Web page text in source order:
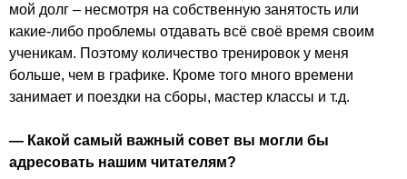
мой долг – несмотря на собственную занятость или
какие-либо проблемы отдавать всё своё время своим
ученикам. Поэтому количество тренировок у меня
больше, чем в графике. Кроме того много времени
занимает и поездки на сборы, мастер классы и т.д.
— Какой самый важный совет вы могли бы
адресовать нашим читателям?